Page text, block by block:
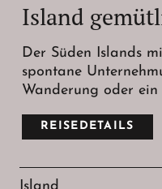
Island
Der Süden Islands
spontane
Wanderung oder
REISEDETAILS